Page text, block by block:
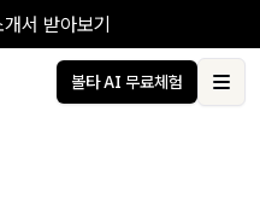
서 받아보기
볼타 AI 무료체험